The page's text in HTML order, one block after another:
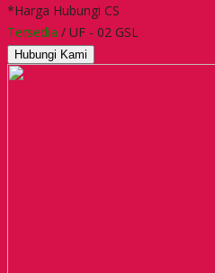
*Harga Hubungi CS
Tersedia / UF - 02 GSL
Hubungi Kami